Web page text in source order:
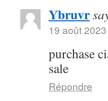
Ybruvr
19 août
purchase
sale
Répondre